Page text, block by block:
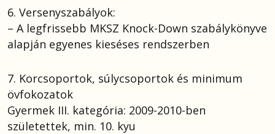
6. Versenyszabályok:
– A legfrissebb MKSZ Knock-Down szabálykönyve
alapján egyenes kieséses rendszerben
7. Korcsoportok, súlycsoportok és minimum
övfokozatok
Gyermek III. kategória: 2009-2010-ben
születettek, min. 10. kyu